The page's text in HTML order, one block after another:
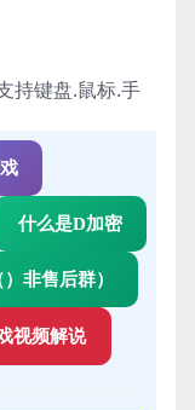
持键盘.鼠标.手
什么是D加密
非售后群）
视频解说